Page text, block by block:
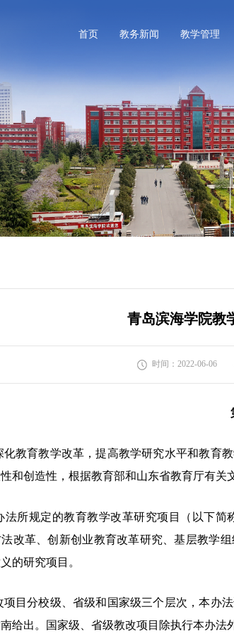
首页 教务新闻 教学管理
青岛滨海学院教
时间：2022-06-06
化教育教学改革，提高教学研究水平和教育
和创造性，根据教育部和山东省教育厅有关
法所规定的教育教学改革研究项目（以下简
改革、创新创业教育改革研究、基层教学
的研究项目。
项目分校级、省级和国家级三个层次，本办
给出。国家级、省级教改项目除执行本办法